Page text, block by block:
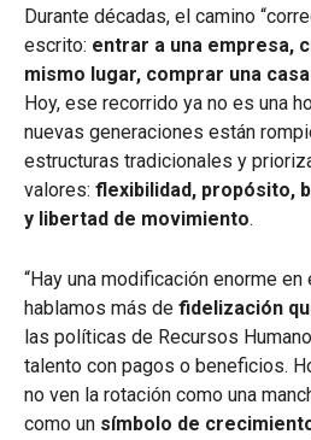
Durante décadas, el camino
escrito: entrar a una empresa,
mismo lugar, comprar una
Hoy, ese recorrido ya no es una
nuevas generaciones están
estructuras tradicionales y
valores: flexibilidad, propósito,
y libertad de movimiento.
“Hay una modificación enorme
hablamos más de fidelización
las políticas de Recursos
talento con pagos o beneficios.
no ven la rotación como una
como un símbolo de